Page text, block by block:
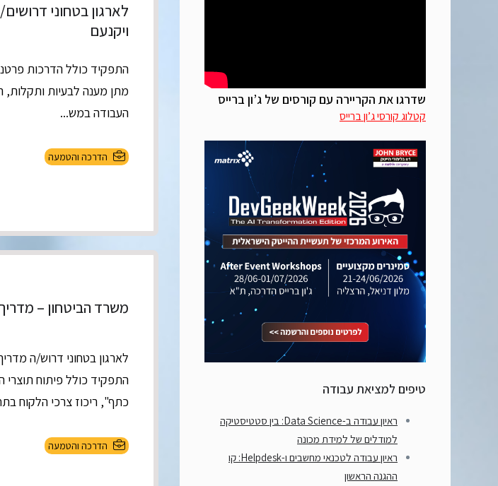
שדרגו את הקריירה עם קורסים של ג’ון ברייס
קטלוג קורסי ג’ון ברייס
טיפים למציאת עבודה
ראיון עבודה ב-Data Science: בין סטטיסטיקה
למודלים של למידת מכונה
ראיון עבודה לטכנאי מחשבים ו-Helpdesk: קו
ההגנה הראשון
לארגון בטחוני
ויקנעם
התפקיד כולל הדרכות
מתן מענה לבעיות
העבודה במש...
הדרכה והטמעה
משרד הביטחון –
לארגון בטחוני דרוש/ה
התפקיד כולל פיתוח
כתף", ריכוז צרכי הלקוח
הדרכה והטמעה